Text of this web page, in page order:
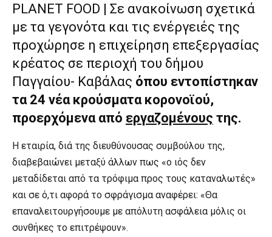
PLANET FOOD | Σε ανακοίνωση σχετικά
με τα γεγονότα και τις ενέργειές της
προχώρησε η επιχείρηση επεξεργασίας
κρέατος σε περιοχή του δήμου
Παγγαίου- Καβάλας όπου εντοπίστηκαν
τα 24 νέα κρούσματα κορονοϊού,
προερχόμενα από εργαζομένους της.
Η εταιρία, διά της διευθύνουσας συμβούλου της,
διαβεβαιώνει μεταξύ άλλων πως «ο ιός δεν
μεταδίδεται από τα τρόφιμα προς τους καταναλωτές»
και σε ό,τι αφορά το σφράγισμα αναφέρει: «Θα
επαναλειτουργήσουμε με απόλυτη ασφάλεια μόλις οι
συνθήκες το επιτρέψουν».